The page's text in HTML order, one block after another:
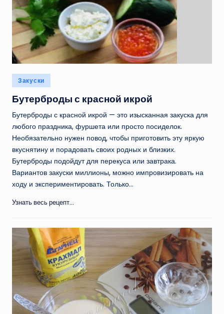
Опубликовано
в
Закуски
Бутерброды с красной икрой
Бутерброды с красной икрой — это изысканная закуска для
любого праздника, фуршета или просто посиделок.
Необязательно нужен повод, чтобы приготовить эту яркую
вкуснятину и порадовать своих родных и близких.
Бутерброды подойдут для перекуса или завтрака.
Вариантов закуски миллионы, можно импровизировать на
ходу и экспериментировать. Только…
Узнать весь рецепт...